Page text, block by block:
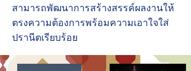
สามารถพัฒนาการสร้างสรรค์ผลงานให้
ตรงความต้องการพร้อมความเอาใจใส่
ปรานีตเรียบร้อย